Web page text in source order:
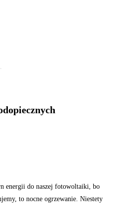
energii do naszej fotowoltaiki, bo
to nocne ogrzewanie. Niestety